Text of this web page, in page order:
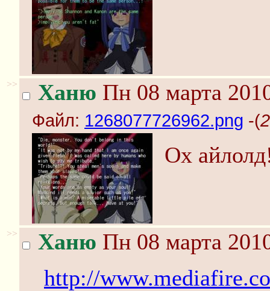
>> Ханю Пн 08 марта
Файл: 1268077726962.png -(
Ох
>> Ханю Пн 08 марта
http://